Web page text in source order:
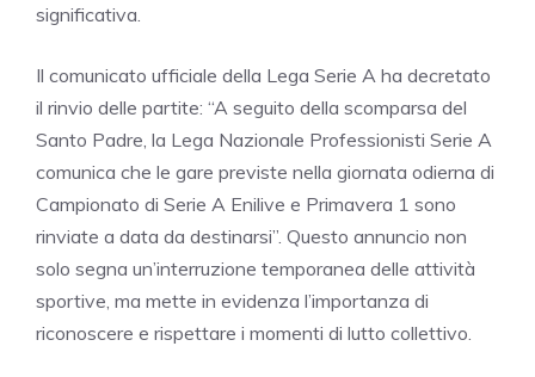
significativa.
Il comunicato ufficiale della Lega Serie A ha decretato
il rinvio delle partite: “A seguito della scomparsa del
Santo Padre, la Lega Nazionale Professionisti Serie A
comunica che le gare previste nella giornata odierna di
Campionato di Serie A Enilive e Primavera 1 sono
rinviate a data da destinarsi”. Questo annuncio non
solo segna un’interruzione temporanea delle attività
sportive, ma mette in evidenza l’importanza di
riconoscere e rispettare i momenti di lutto collettivo.